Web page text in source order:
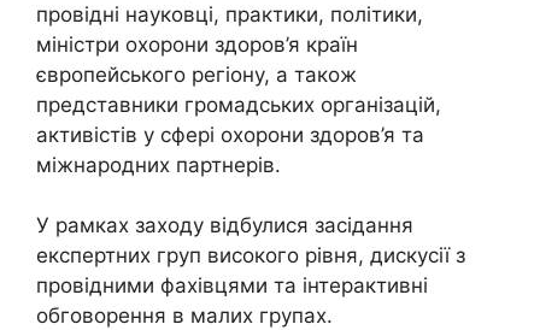
провідні науковці, практики, політики,
міністри охорони здоров’я країн
європейського регіону, а також
представники громадських організацій,
активістів у сфері охорони здоров’я та
міжнародних партнерів.
У рамках заходу відбулися засідання
експертних груп високого рівня, дискусії з
провідними фахівцями та інтерактивні
обговорення в малих групах.